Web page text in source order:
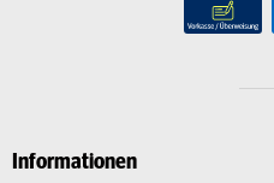
Informationen